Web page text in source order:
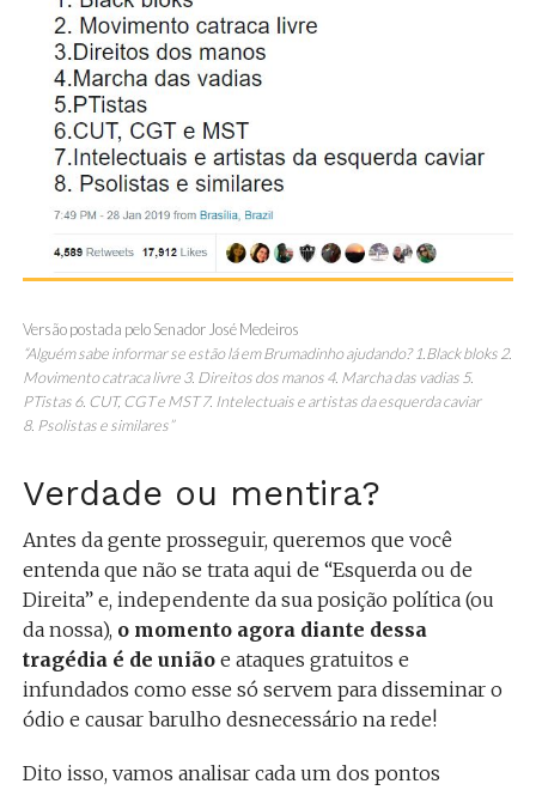
Versão postada pelo Senador José Medeiros
“Alguém sabe informar se estão lá em Brumadinho ajudando? 1.Black bloks2.
Movimento catraca livre3. Direitos dos manos4. Marcha das vadias5.
PTistas6. CUT, CGT e MST7. Intelectuais e artistas da esquerda caviar
8. Psolistas e similares”
Verdade ou mentira?
Antes da gente prosseguir, queremos que você
entenda que não se trata aqui de “Esquerda ou de
Direita” e, independente da sua posição política (ou
da nossa), o momento agora diante dessa
tragédia é de uniãoe ataques gratuitos e
infundados como esse só servem para disseminar o
ódio e causar barulho desnecessário na rede!
Dito isso, vamos analisar cada um dos pontos